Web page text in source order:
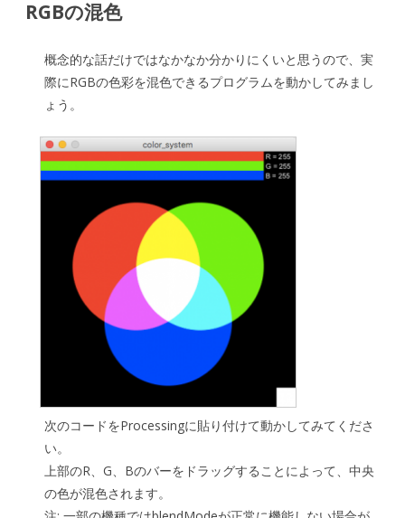
RGBの混色
概念的な話だけではなかなか分かりにくいと思うので、実
際にRGBの色彩を混色できるプログラムを動かしてみまし
ょう。
次のコードをProcessingに貼り付けて動かしてみてくださ
い。
上部のR、G、Bのバーをドラッグすることによって、中央
の色が混色されます。